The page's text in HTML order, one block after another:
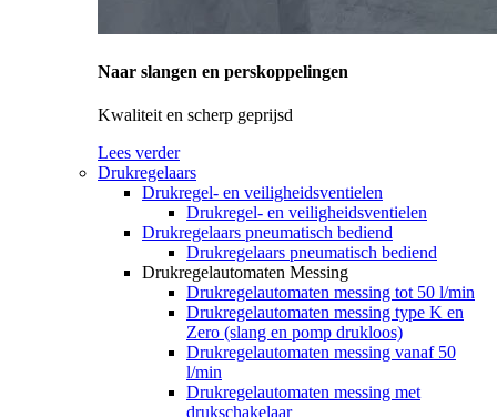
Naar slangen en perskoppelingen
Kwaliteit en scherp geprijsd
Lees verder
Drukregelaars
Drukregel- en veiligheidsventielen
Drukregel- en veiligheidsventielen
Drukregelaars pneumatisch bediend
Drukregelaars pneumatisch bediend
Drukregelautomaten Messing
Drukregelautomaten messing tot 50 l/min
Drukregelautomaten messing type K en
Zero (slang en pomp drukloos)
Drukregelautomaten messing vanaf 50
l/min
Drukregelautomaten messing met
drukschakelaar